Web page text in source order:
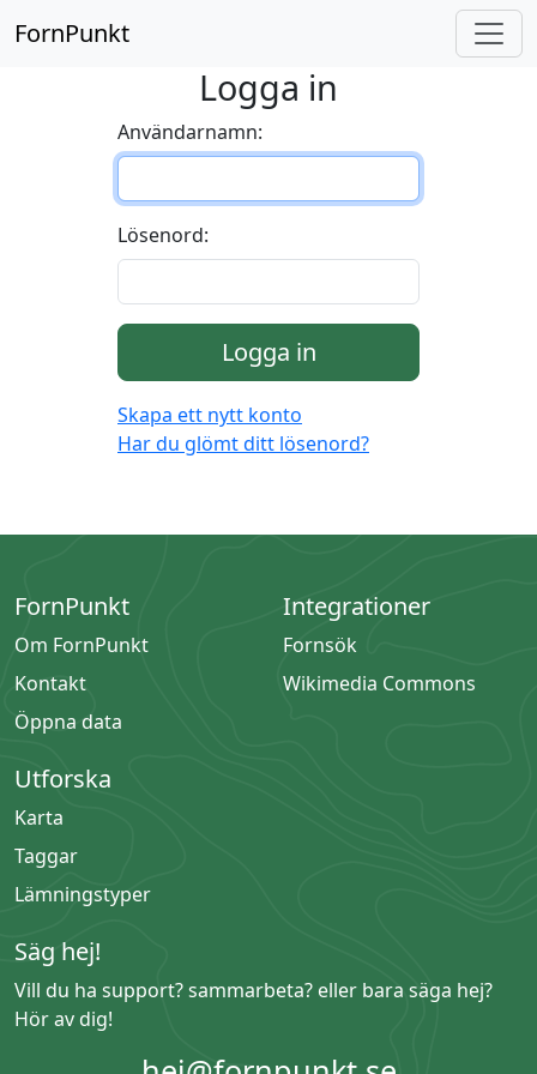
FornPunkt
Logga in
Användarnamn:
Lösenord:
Logga in
Skapa ett nytt konto
Har du glömt ditt lösenord?
FornPunkt
Om FornPunkt
Kontakt
Öppna data
Integrationer
Fornsök
Wikimedia Commons
Utforska
Karta
Taggar
Lämningstyper
Säg hej!
Vill du ha support? sammarbeta? eller bara säga hej?
Hör av dig!